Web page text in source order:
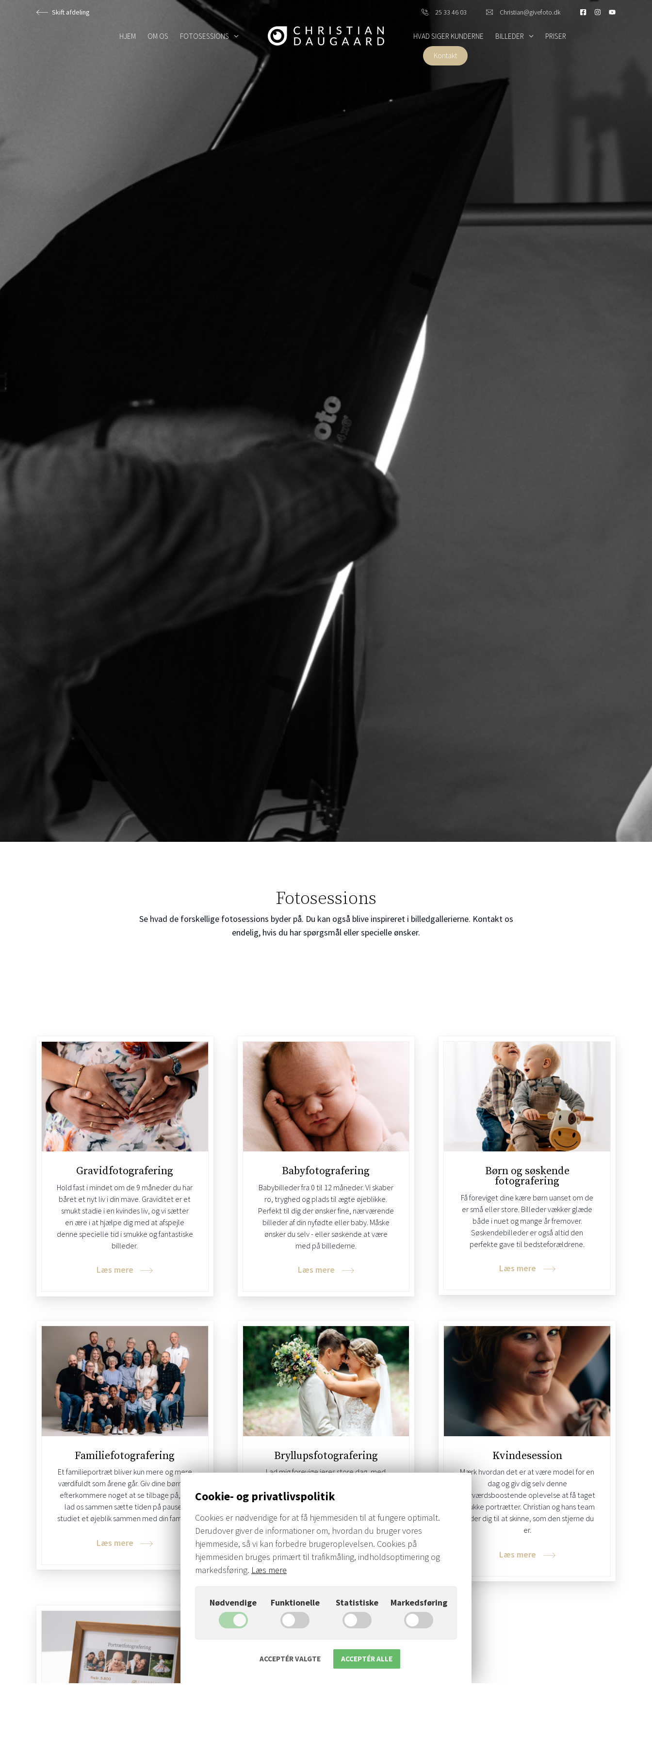
Skift afdeling 25 33 46 03 Christian@givefoto.dk
HJEM OM OS FOTOSESSIONS HVAD SIGER KUNDERNE BILLEDER PRISER
Kontakt
Fotosessions
Se hvad de forskellige fotosessions byder på. Du kan også blive inspireret i billedgallerierne. Kontakt os
endelig, hvis du har spørgsmål eller specielle ønsker.
Gravidfotografering
Hold fast i mindet om de 9 måneder du har
båret et nyt liv i din mave. Graviditet er et
smukt stadie i en kvindes liv, og vi sætter
en ære i at hjælpe dig med at afspejle
denne specielle tid i smukke og fantastiske
billeder.
Læs mere
Babyfotografering
Babybilleder fra 0 til 12 måneder. Vi skaber
ro, tryghed og plads til ægte øjeblikke.
Perfekt til dig der ønsker fine, nærværende
billeder af din nyfødte eller baby. Måske
ønsker du selv - eller søskende at være
med på billederne.
Læs mere
Børn og søskende
fotografering
Få foreviget dine kære børn uanset om de
er små eller store. Billeder vækker glæde
både i nuet og mange år fremover.
Søskendebilleder er også altid den
perfekte gave til bedsteforældrene.
Læs mere
Familiefotografering
Et familieportræt bliver kun mere og mere
værdifuldt som årene går. Giv dine børn og
efterkommere noget at se tilbage på, og
lad os sammen sætte tiden på pause i
studiet et øjeblik sammen med din familie.
Læs mere
Bryllupsfotografering
Lad mig forevige jeres store dag, med
bryllupsdagen. Jeg indfanger den unikke
genopleve den store glæde igen og igen.
Læs mere
Kvindesession
Mærk hvordan det er at være model for en
dag og giv dig selv denne
selvværdsboostende oplevelse at få taget
smukke portrætter. Christian og hans team
guider dig til at skinne, som den stjerne du
er.
Læs mere
Cookie- og privatlivspolitik
Cookies er nødvendige for at få hjemmesiden til at fungere optimalt.
Derudover giver de informationer om, hvordan du bruger vores
hjemmeside, så vi kan forbedre brugeroplevelsen. Cookies på
hjemmesiden bruges primært til trafikmåling, indholdsoptimering og
markedsføring. Læs mere
Nødvendige Funktionelle Statistiske Markedsføring
ACCEPTÉR VALGTE ACCEPTÉR ALLE